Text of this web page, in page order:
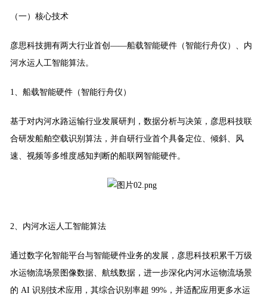
（一）核心技术
彦思科技拥有两大行业首创——船载智能硬件（智能行舟仪）、内
河水运人工智能算法。
1、船载智能硬件（智能行舟仪）
基于对内河水路运输行业发展研判，数据分析与决策，彦思科技联
合研发船舶空载识别算法，并自研行业首个具备定位、倾斜、风
速、视频等多维度感知判断的船联网智能硬件。
2、内河水运人工智能算法
通过数字化智能平台与智能硬件业务的发展，彦思科技积累千万级
水运物流场景图像数据、航线数据，进一步深化内河水运物流场景
的 AI 识别技术应用，其综合识别率超 99%，并适配应用更多水运